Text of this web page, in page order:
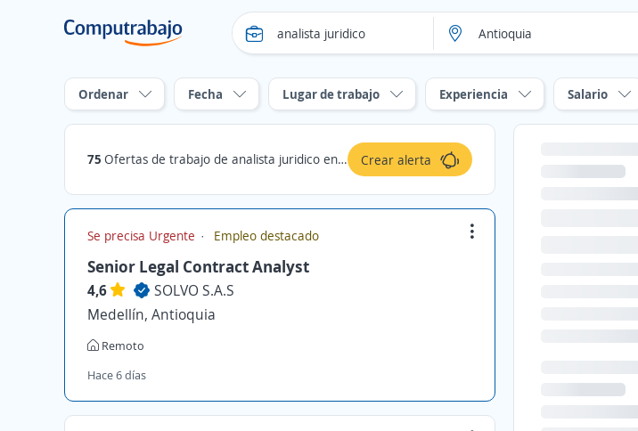
Ordenar Fecha Lugar de trabajo Experiencia Salario
75 Ofertas de trabajo de analista juridico en Antioquia Crear alerta
Se precisa Urgente Empleo destacado
Senior Legal Contract Analyst
4,6
SOLVO S.A.S
Medellín, Antioquia
Remoto
Hace 6 días